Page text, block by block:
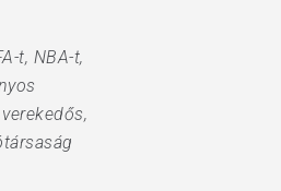
t, NBA-t,